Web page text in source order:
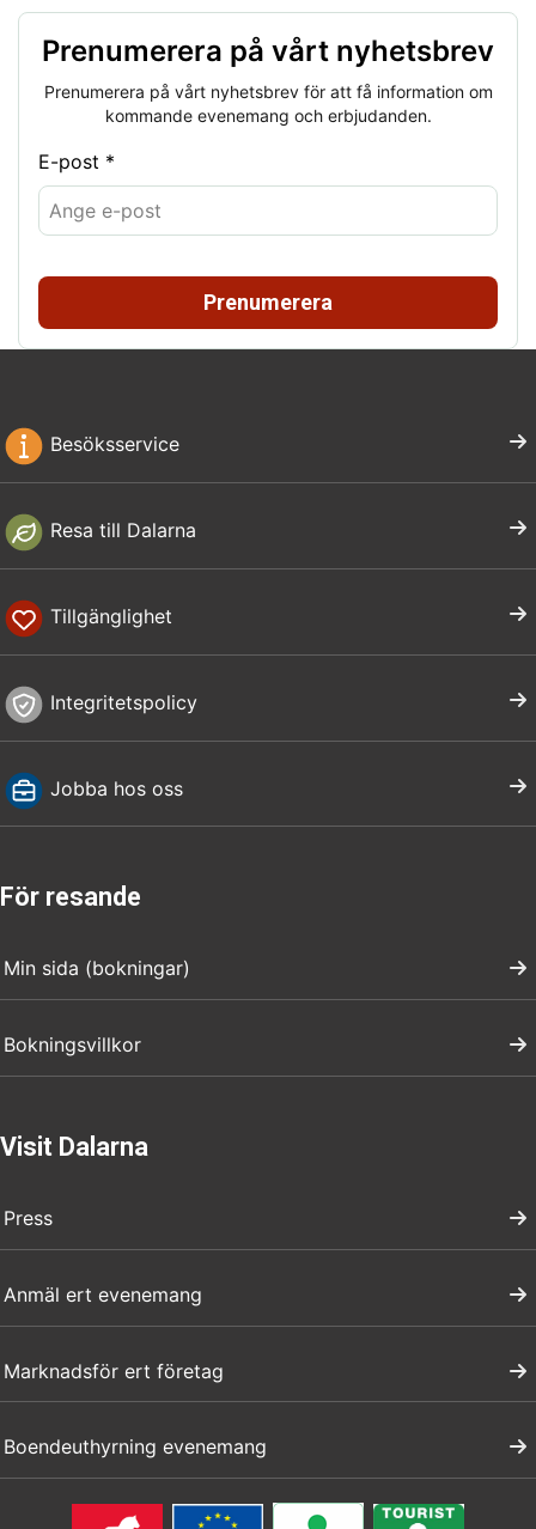
Prenumerera på vårt nyhetsbrev
Prenumerera på vårt nyhetsbrev för att få information om
kommande evenemang och erbjudanden.
E-post *
Prenumerera
Besöksservice
Resa till Dalarna
Tillgänglighet
Integritetspolicy
Jobba hos oss
För resande
Min sida (bokningar)
Bokningsvillkor
Visit Dalarna
Press
Anmäl ert evenemang
Marknadsför ert företag
Boendeuthyrning evenemang